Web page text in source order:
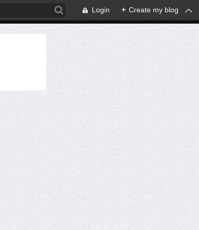
Login + Create my blog